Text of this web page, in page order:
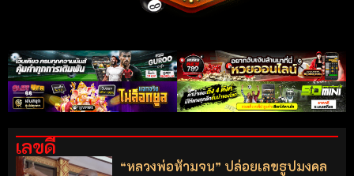
เลขดี
“หลวงพ่อห้ามจน” ปล่อยเลขธูปมงคล